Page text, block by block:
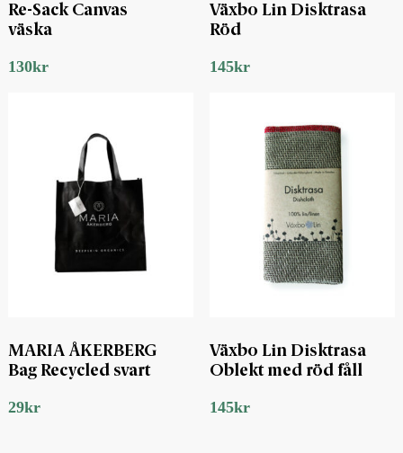
Re-Sack Canvas
väska
130kr
Växbo Lin Disktrasa
Röd
145kr
MARIA ÅKERBERG
Bag Recycled svart
29kr
Växbo Lin Disktrasa
Oblekt med röd fåll
145kr